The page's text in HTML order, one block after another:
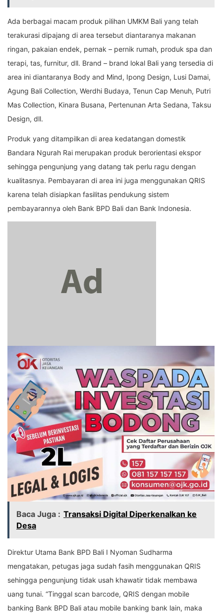
Ada berbagai macam produk pilihan UMKM Bali yang telah
terakurasi dipajang di area tersebut diantaranya makanan
ringan, pakaian endek, pernak – pernik rumah, produk spa dan
terapi, tas, furnitur, dll. Brand – brand lokal Bali yang tersedia di
area ini diantaranya Body and Mind, Ipong Design, Lusi Damai,
Agung Bali Collection, Werdhi Budaya, Tenun Cap Menuh, Putri
Mas Collection, Kinara Busana, Pertenunan Arta Sedana, Taksu
Design, dll.
Produk yang ditampilkan di area kedatangan domestik
Bandara Ngurah Rai merupakan produk berorientasi ekspor
sehingga pengunjung yang datang tak perlu ragu dengan
kualitasnya. Pembayaran di area ini juga menggunakan QRIS
karena telah disiapkan fasilitas pendukung sistem
pembayarannya oleh Bank BPD Bali dan Bank Indonesia.
Baca Juga : Transaksi Digital Diperkenalkan ke
Desa
Direktur Utama Bank BPD Bali I Nyoman Sudharma
mengatakan, petugas jaga sudah fasih menggunakan QRIS
sehingga pengunjung tidak usah khawatir tidak membawa
uang tunai. “Tinggal scan barcode, QRIS dengan mobile
banking Bank BPD Bali atau mobile banking bank lain, maka